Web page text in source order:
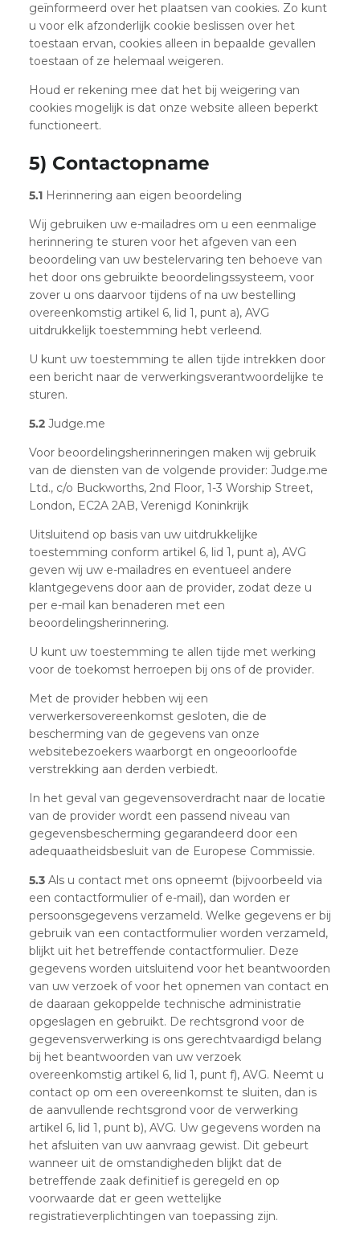
geïnformeerd over het plaatsen van cookies. Zo kunt
u voor elk afzonderlijk cookie beslissen over het
toestaan ervan, cookies alleen in bepaalde gevallen
toestaan of ze helemaal weigeren.
Houd er rekening mee dat het bij weigering van
cookies mogelijk is dat onze website alleen beperkt
functioneert.
5) Contactopname
5.1 Herinnering aan eigen beoordeling
Wij gebruiken uw e-mailadres om u een eenmalige
herinnering te sturen voor het afgeven van een
beoordeling van uw bestelervaring ten behoeve van
het door ons gebruikte beoordelingssysteem, voor
zover u ons daarvoor tijdens of na uw bestelling
overeenkomstig artikel 6, lid 1, punt a), AVG
uitdrukkelijk toestemming hebt verleend.
U kunt uw toestemming te allen tijde intrekken door
een bericht naar de verwerkingsverantwoordelijke te
sturen.
5.2 Judge.me
Voor beoordelingsherinneringen maken wij gebruik
van de diensten van de volgende provider: Judge.me
Ltd., c/o Buckworths, 2nd Floor, 1-3 Worship Street,
London, EC2A 2AB, Verenigd Koninkrijk
Uitsluitend op basis van uw uitdrukkelijke
toestemming conform artikel 6, lid 1, punt a), AVG
geven wij uw e-mailadres en eventueel andere
klantgegevens door aan de provider, zodat deze u
per e-mail kan benaderen met een
beoordelingsherinnering.
U kunt uw toestemming te allen tijde met werking
voor de toekomst herroepen bij ons of de provider.
Met de provider hebben wij een
verwerkersovereenkomst gesloten, die de
bescherming van de gegevens van onze
websitebezoekers waarborgt en ongeoorloofde
verstrekking aan derden verbiedt.
In het geval van gegevensoverdracht naar de locatie
van de provider wordt een passend niveau van
gegevensbescherming gegarandeerd door een
adequaatheidsbesluit van de Europese Commissie.
5.3 Als u contact met ons opneemt (bijvoorbeeld via
een contactformulier of e-mail), dan worden er
persoonsgegevens verzameld. Welke gegevens er bij
gebruik van een contactformulier worden verzameld,
blijkt uit het betreffende contactformulier. Deze
gegevens worden uitsluitend voor het beantwoorden
van uw verzoek of voor het opnemen van contact en
de daaraan gekoppelde technische administratie
opgeslagen en gebruikt. De rechtsgrond voor de
gegevensverwerking is ons gerechtvaardigd belang
bij het beantwoorden van uw verzoek
overeenkomstig artikel 6, lid 1, punt f), AVG. Neemt u
contact op om een overeenkomst te sluiten, dan is
de aanvullende rechtsgrond voor de verwerking
artikel 6, lid 1, punt b), AVG. Uw gegevens worden na
het afsluiten van uw aanvraag gewist. Dit gebeurt
wanneer uit de omstandigheden blijkt dat de
betreffende zaak definitief is geregeld en op
voorwaarde dat er geen wettelijke
registratieverplichtingen van toepassing zijn.